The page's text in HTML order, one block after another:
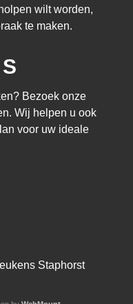
wilt worden,
te maken.
Bezoek onze
Wij helpen u ook
voor uw ideale
Staphorst